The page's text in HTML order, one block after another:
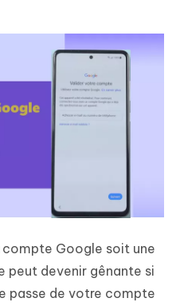
Google soit une
peut devenir gênante si
passe de votre compte